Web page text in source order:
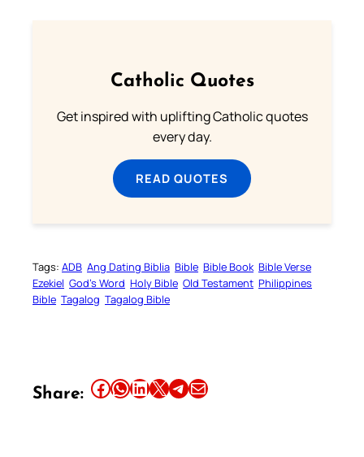
Catholic Quotes
Get inspired with uplifting Catholic quotes
every day.
READ QUOTES
Tags: ADB Ang Dating Biblia Bible Bible Book Bible Verse
Ezekiel God’s Word Holy Bible Old Testament Philippines
Bible Tagalog Tagalog Bible
Share: Share this article on Facebook Share this article on WhatsApp Share this article on LinkedIn Share this article on X Share this article on TelegramEmail this Article